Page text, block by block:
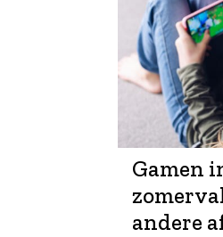
Gamen
andere